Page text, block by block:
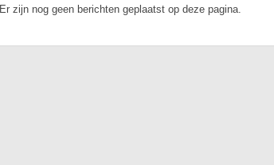
Er zijn nog geen berichten geplaatst op deze pagina.